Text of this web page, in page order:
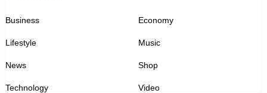
Business Economy
Lifestyle Music
News Shop
Technology Video